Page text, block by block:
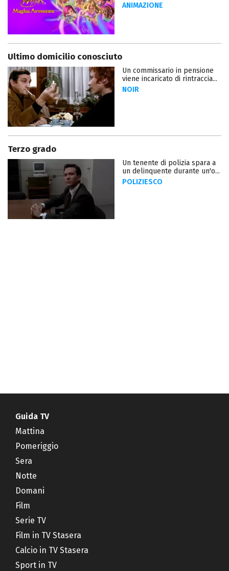
ANIMAZIONE
Ultimo domicilio conosciuto
Un commissario in pensione
viene incaricato di rintraccia...
NOIR
Terzo grado
Un tenente di polizia spara a
un delinquente durante un'o...
POLIZIESCO
Guida TV
Mattina
Pomeriggio
Sera
Notte
Domani
Film
Serie TV
Film in TV Stasera
Calcio in TV Stasera
Sport in TV